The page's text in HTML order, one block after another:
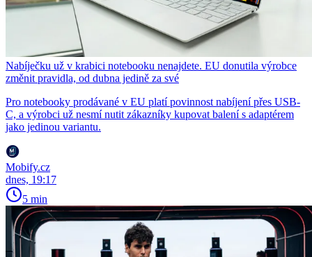
Nabíječku už v krabici notebooku nenajdete. EU donutila výrobce
změnit pravidla, od dubna jedině za své
Pro notebooky prodávané v EU platí povinnost nabíjení přes USB-
C, a výrobci už nesmí nutit zákazníky kupovat balení s adaptérem
jako jedinou variantu.
Mobify.cz
dnes, 19:17
5 min